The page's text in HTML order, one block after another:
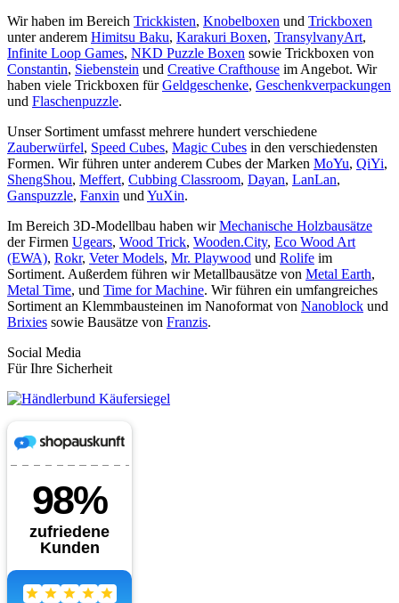
Wir haben im Bereich Trickkisten, Knobelboxen und Trickboxen
unter anderem Himitsu Baku, Karakuri Boxen, TransylvanyArt,
Infinite Loop Games, NKD Puzzle Boxen sowie Trickboxen von
Constantin, Siebenstein und Creative Crafthouse im Angebot. Wir
haben viele Trickboxen fürGeldgeschenke, Geschenkverpackungen
und Flaschenpuzzle.
Unser Sortiment umfasst mehrere hundert verschiedene
Zauberwürfel, Speed Cubes, Magic Cubes in den verschiedensten
Formen. Wir führen unter anderem Cubes der Marken MoYu, QiYi,
ShengShou, Meffert, Cubbing Classroom, Dayan, LanLan,
Ganspuzzle, Fanxin und YuXin.
Im Bereich 3D-Modellbau haben wirMechanische Holzbausätze
der Firmen Ugears, Wood Trick, Wooden.City, Eco Wood Art
(EWA), Rokr, Veter Models, Mr. Playwood und Rolife im
Sortiment. Außerdem führen wir Metallbausätze von Metal Earth,
Metal Time, und Time for Machine. Wir führen ein umfangreiches
Sortiment an Klemmbausteinen im Nanoformat von Nanoblock und
Brixies sowie Bausätze von Franzis.
Social Media
Für Ihre Sicherheit